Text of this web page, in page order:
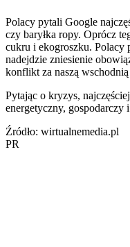
Polacy pytali Google
czy baryłka ropy. Oprócz
cukru i ekogroszku.
nadejdzie zniesienie
konflikt za naszą
Pytając o kryzys,
energetyczny, gospodarczy
Źródło: wirtualnemedia.pl
PR